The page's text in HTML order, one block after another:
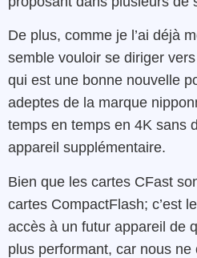
De plus, comme je l’ai déjà
semble vouloir se diriger
qui est une bonne nouvelle
adeptes de la marque
temps en temps en 4K sans
appareil supplémentaire.
Bien que les cartes CFast
cartes CompactFlash; c’est
accès à un futur appareil de
plus performant, car nous